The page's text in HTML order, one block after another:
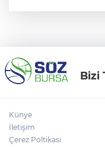
Bizi
Künye
İletişim
Çerez Poltikası